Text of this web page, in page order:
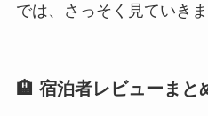
では、さっそく見ていきま
🏨 宿泊者レビューまと